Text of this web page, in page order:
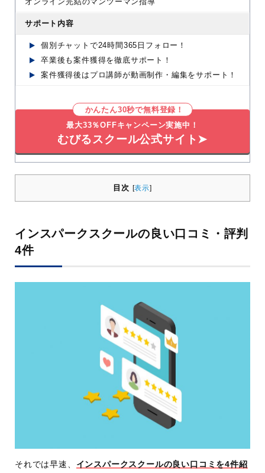
サポート内容
個別チャットで24時間365日フォロー！
卒業後も案件獲得を徹底サポート！
案件獲得後はプロ講師が動画制作・編集をサポート！
かんたん30秒で無料登録！
最大33％OFFキャンペーン実施中！
むびるスクール公式サイト➤
目次 [表示]
インスパークスクールの良い口コミ・評判
4件
それでは早速、 インスパークスクールの良い口コミを4件紹